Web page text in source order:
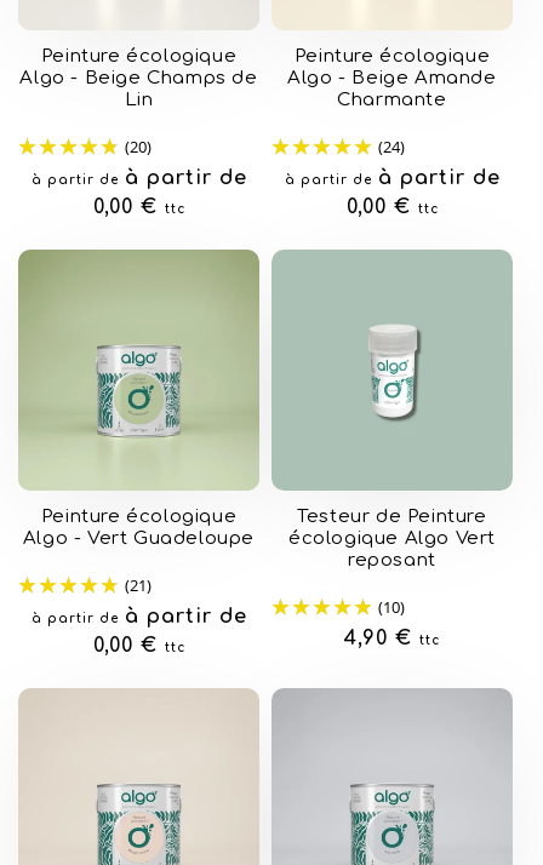
Peinture écologique
Algo - Beige Champs de
Lin
(20)
Prix
habituel
à partir de
à partir de
0,00 €
ttc
Peinture écologique
Algo - Beige Amande
Charmante
(24)
Prix
habituel
à partir de
à partir de
0,00 €
ttc
Peinture écologique
Algo - Vert Guadeloupe
(21)
Prix
habituel
à partir de
à partir de
0,00 €
ttc
Testeur de Peinture
écologique Algo Vert
reposant
(10)
Prix
4,90 € ttc